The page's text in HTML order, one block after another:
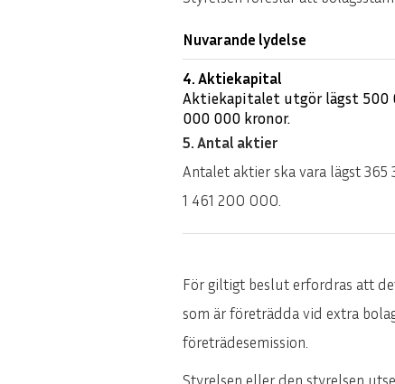
Nuvarande lydelse
4. Aktiekapital
Aktiekapitalet utgör lägst 500
000 000 kronor.
5. Antal aktier
Antalet aktier ska vara lägst
1 461 200 000.
För giltigt beslut erfordras att
som är företrädda vid extra
företrädesemission.
Styrelsen eller den styrelsen